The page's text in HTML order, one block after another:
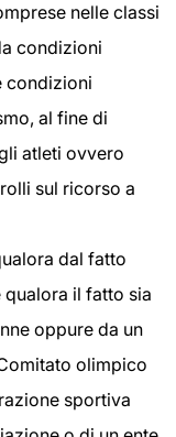
nelle classi
condizioni
condizioni
al fine di
atleti ovvero
sul ricorso a
dal fatto
qualora il fatto sia
oppure da un
olimpico
sportiva